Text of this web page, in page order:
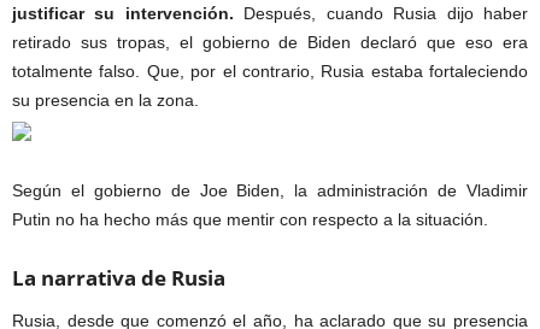
justificar su intervención. Después, cuando Rusia dijo haber
retirado sus tropas, el gobierno de Biden declaró que eso era
totalmente falso. Que, por el contrario, Rusia estaba fortaleciendo
su presencia en la zona.
Según el gobierno de Joe Biden, la administración de Vladimir
Putin no ha hecho más que mentir con respecto a la situación.
La narrativa de Rusia
Rusia, desde que comenzó el año, ha aclarado que su presencia